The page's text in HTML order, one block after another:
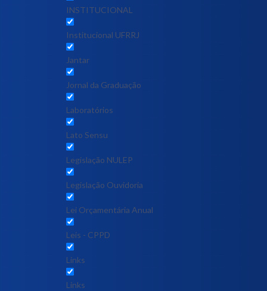
INSTITUCIONAL
Institucional UFRRJ
Jantar
Jornal da Graduação
Laboratórios
Lato Sensu
Legislação NULEP
Legislação Ouvidoria
Lei Orçamentária Anual
Leis - CPPD
Links
Links